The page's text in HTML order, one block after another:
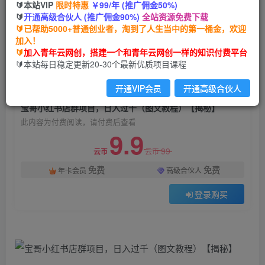
宝哥小红书店群项目，日入过千（图文教程）【揭
秘】
青年云网创
2年前发布
关注 私信
宝哥小红书店群项目，日入过千（图文教程）【揭秘】
此内容为付费阅读，请付费后查看
云币 9.9云币99
年卡会员 免费 高级合伙人 免费
登录购买
🔰本站VIP 限时特惠 ￥99/年 (推广佣金50%)
🔰开通高级合伙人 (推广佣金90%) 全站资源免费下载
🔰已帮助5000+普通创业者，淘到了人生当中的第一桶金，欢迎
加入！
🔰加入青年云网创，搭建一个和青年云网创一样的知识付费平台
🔰本站每日稳定更新20-30个最新优质项目课程
开通VIP会员 开通高级合伙人